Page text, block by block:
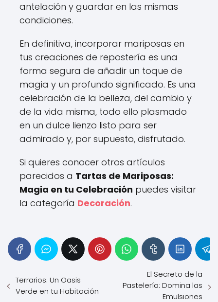
antelación y guardar en las mismas
condiciones.
En definitiva, incorporar mariposas en
tus creaciones de repostería es una
forma segura de añadir un toque de
magia y un profundo significado. Es una
celebración de la belleza, del cambio y
de la vida misma, todo ello plasmado
en un dulce lienzo listo para ser
admirado y, por supuesto, disfrutado.
Si quieres conocer otros artículos
parecidos a Tartas de Mariposas:
Magia en tu Celebración puedes visitar
la categoría Decoración.
Terrarios: Un Oasis
Verde en tu Habitación
El Secreto de la
Pastelería: Domina las
Emulsiones